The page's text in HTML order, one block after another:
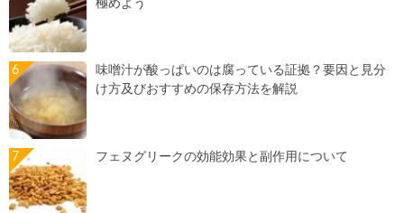
極めよう
味噌汁が酸っぱいのは腐っている証拠？要因と見分
け方及びおすすめの保存方法を解説
フェヌグリークの効能効果と副作用について